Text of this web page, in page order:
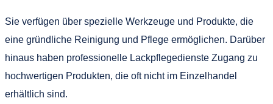
Sie verfügen über spezielle Werkzeuge und Produkte, die
eine gründliche Reinigung und Pflege ermöglichen. Darüber
hinaus haben professionelle Lackpflegedienste Zugang zu
hochwertigen Produkten, die oft nicht im Einzelhandel
erhältlich sind.